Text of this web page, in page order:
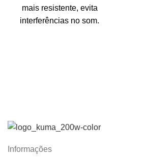
mais resistente, evita
interferências no som.
Informações